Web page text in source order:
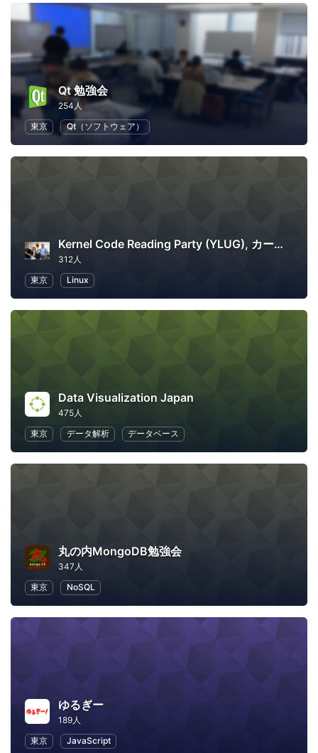
Qt 勉強会
254人
東京
Qt（ソフトウェア）
Kernel Code Reading Party (YLUG), カーネル読書会
312人
東京
Linux
Data Visualization Japan
475人
東京
データ解析 データベース
丸の内MongoDB勉強会
347人
東京
NoSQL
ゆるぎー
189人
東京
JavaScript